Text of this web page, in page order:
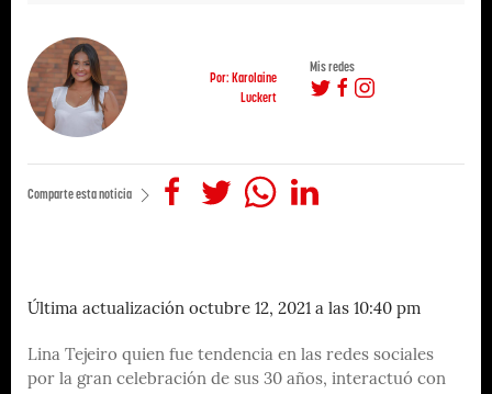
Por: Karolaine
Luckert
Mis redes
Comparte esta noticia
Última actualización octubre 12, 2021 a las 10:40 pm
Lina Tejeiro quien fue tendencia en las redes sociales
por la gran celebración de sus 30 años, interactuó con